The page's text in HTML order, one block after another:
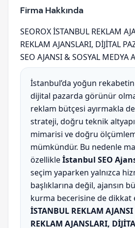
Firma Hakkında
SEOROX İSTANBUL REKLAM
REKLAM AJANSLARI, DİJİTAL
SEO AJANSI & SOSYAL MEDYA
İstanbul’da yoğun rekabetin
dijital pazarda görünür
reklam bütçesi ayırmakla
strateji, doğru teknik
mimarisi ve doğru
mümkündür. Bu nedenle
özellikleİstanbul SEO
seçim yaparken yalnızca
başlıklarına değil, ajansın
kurma becerisine de dikkat
İSTANBUL REKLAM
REKLAM AJANSLARI,